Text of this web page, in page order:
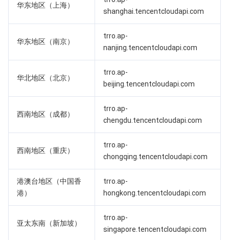
专线接入
NAT 网关
对等连接
网络流日志
Anycast 公网加速
共享带宽包
凭据管理系统
文本内容安全
视频内容安全
账号风控平台
风险识别 RCE
游戏安全
渗透测试服务
云安全
主机安全
容器安全服务
云安全中心
漏洞扫描服务
防火墙管理
安全凭证服务
域名注册
SSL 证书
私有域解析 Private DNS
移动解析 HTTPDNS
DNSPod
企业应用
腾讯微卡
办公协同
腾讯电子签
腾讯会议
腾讯乐享
大数据
弹性 MapReduce
Elasticsearch Service
AI 基础产品
人脸识别
AI 应用产品
华东地区（上海）
shanghai.tencentcloudapi.com
华东地区（南京）
trro.ap-
nanjing.tencentcloudapi.com
华北地区（北京）
trro.ap-
beijing.tencentcloudapi.com
西南地区（成都）
trro.ap-
chengdu.tencentcloudapi.com
西南地区（重庆）
trro.ap-
chongqing.tencentcloudapi.com
港澳台地区（中国香
港）
trro.ap-
hongkong.tencentcloudapi.com
亚太东南（新加坡）
trro.ap-
singapore.tencentcloudapi.com